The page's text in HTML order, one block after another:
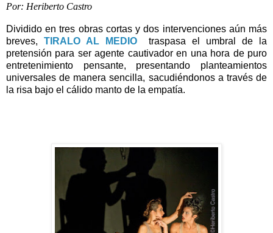
Por: Heriberto Castro
Dividido en tres obras cortas y dos intervenciones aún más
breves,
TIRALO AL MEDIO
traspasa el umbral de la
pretensión para ser agente cautivador en una hora de puro
entretenimiento pensante, presentando planteamientos
universales de manera sencilla, sacudiéndonos a través de
la risa bajo el cálido manto de la empatía.